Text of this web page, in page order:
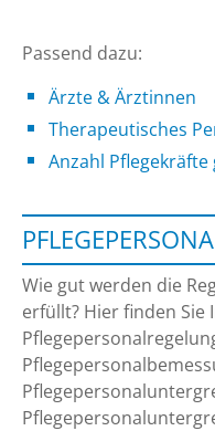
Passend dazu:
Ärzte & Ärztinnen
Therapeutisches
Anzahl Pflegekräfte
Wie gut werden die
erfüllt? Hier finden